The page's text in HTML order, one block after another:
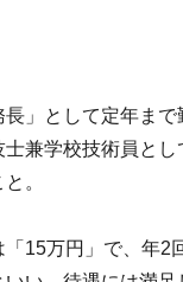
長」として定年ま
士兼学校技術員と
。
15万円」で、年2